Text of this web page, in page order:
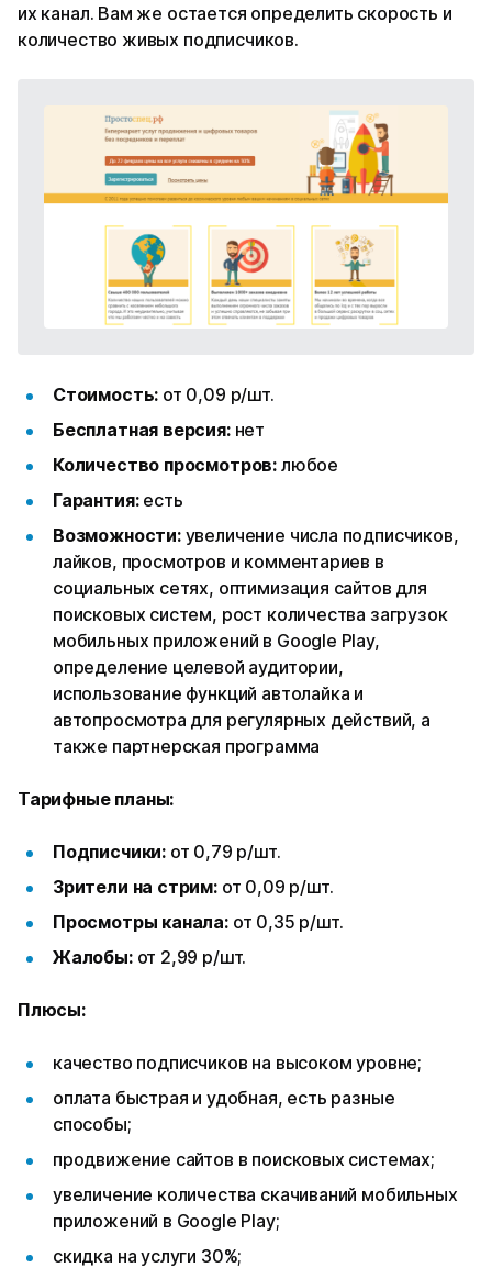
их канал. Вам же остается определить скорость и
количество живых подписчиков.
Стоимость: от 0,09 р/шт.
Бесплатная версия: нет
Количество просмотров: любое
Гарантия: есть
Возможности:увеличение числа подписчиков,
лайков, просмотров и комментариев в
социальных сетях, оптимизация сайтов для
поисковых систем, рост количества загрузок
мобильных приложений в Google Play,
определение целевой аудитории,
использование функций автолайка и
автопросмотра для регулярных действий, а
также партнерская программа
Тарифные планы:
Подписчики: от 0,79 р/шт.
Зрители на стрим:от 0,09 р/шт.
Просмотры канала: от 0,35 р/шт.
Жалобы: от 2,99 р/шт.
Плюсы:
качество подписчиков на высоком уровне;
оплата быстрая и удобная, есть разные
способы;
продвижение сайтов в поисковых системах;
увеличение количества скачиваний мобильных
приложений в Google Play;
скидка на услуги 30%;